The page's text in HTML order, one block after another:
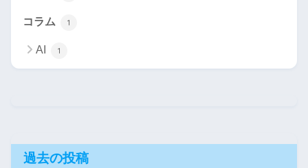
コラム 1
AI 1
過去の投稿